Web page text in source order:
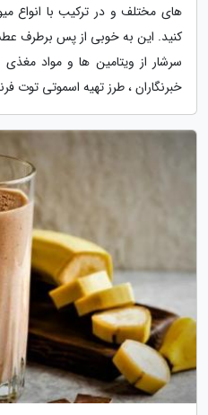
های مختلف و در ترکیب با انواع
کنید. این به خوبی از پس برطرف
سرشار از ویتامین ها و مواد
خبرنگاران ، طرز تهیه اسموتی توت